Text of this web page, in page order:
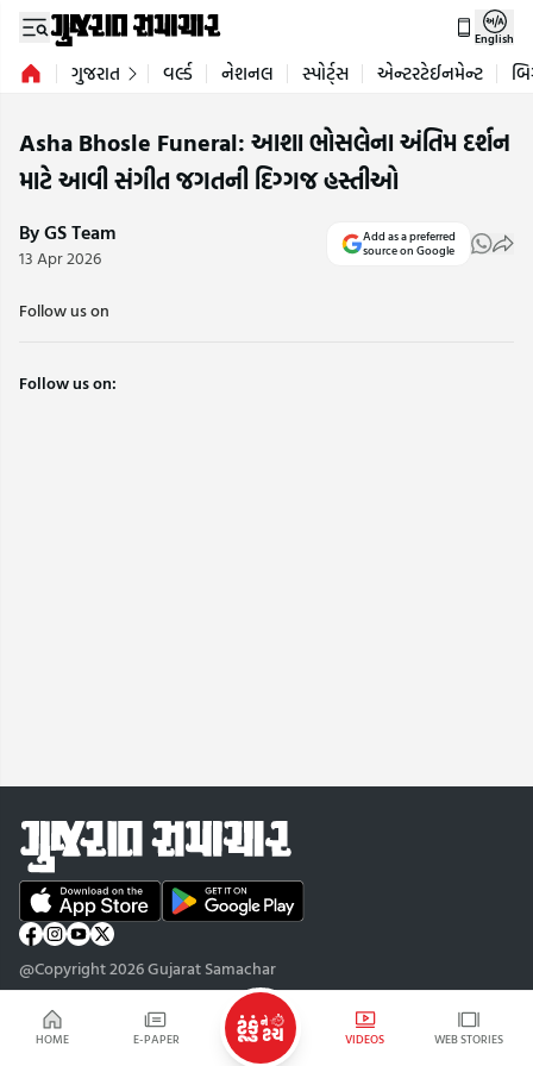
HOME E-PAPER VIDEOS WEB STORIES
English
ગુજરાત વર્લ્ડ નેશનલ સ્પોર્ટ્સ એન્ટરટેઈનમેન્ટ
Asha Bhosle Funeral: આશા ભોસલેના અંતિમ દર્શન
માટે આવી સંગીત જગતની દિગ્ગજ હસ્તીઓ
By GS Team
13 Apr 2026
Add as a preferred
source on Google
Follow us on
Follow us on:
@Copyright 2026 Gujarat Samachar